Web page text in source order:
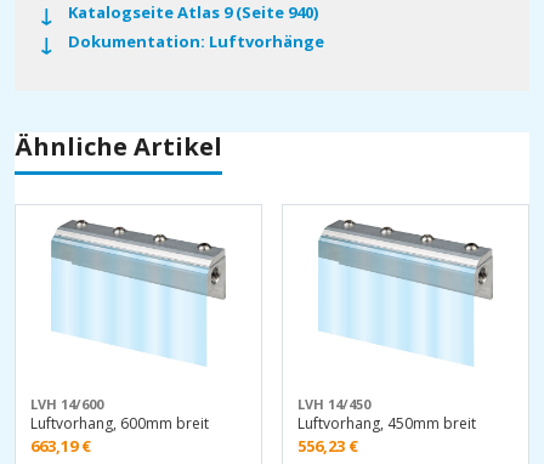
Katalogseite Atlas 9 (Seite 940)
Dokumentation: Luftvorhänge
Ähnliche Artikel
LVH 14/600
Luftvorhang, 600mm breit
663,19€
LVH 14/450
Luftvorhang, 450mm breit
556,23 €